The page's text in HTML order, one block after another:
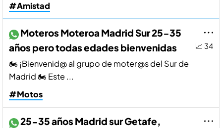
#Amistad
📈 34
Moteros Moteroa Madrid Sur 25-35
años pero todas edades bienvenidas
🏍️ ¡Bienvenid@ al grupo de moter@s del Sur de
Madrid 🏍️ Este ...
#Motos
25-35 años Madrid sur Getafe,